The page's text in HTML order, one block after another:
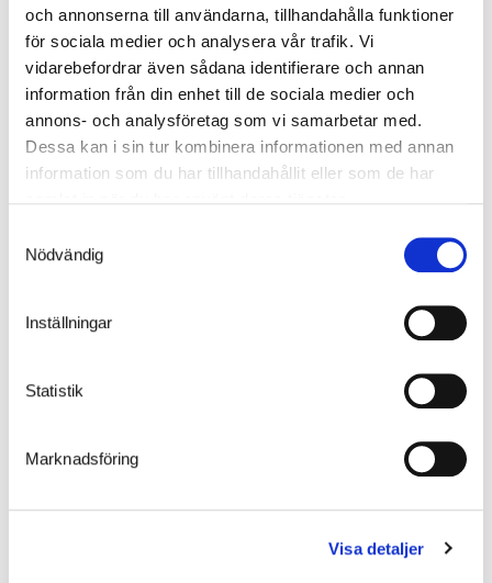
och annonserna till användarna, tillhandahålla funktioner
för sociala medier och analysera vår trafik. Vi
vidarebefordrar även sådana identifierare och annan
information från din enhet till de sociala medier och
annons- och analysföretag som vi samarbetar med.
Dessa kan i sin tur kombinera informationen med annan
information som du har tillhandahållit eller som de har
Nödvändig
Inställningar
Statistik
Marknadsföring
Visa detaljer
Hvis du vil ha et lysere sykkelskur, kan det utstyres med 8 mm
Vi tilbyr fleksible tilbehørsprodukter, som kan bestilles sammen